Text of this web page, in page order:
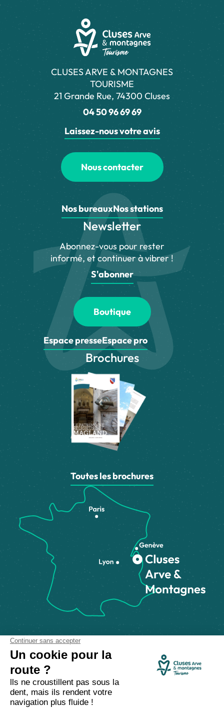
CLUSES ARVE & MONTAGNES
TOURISME
21 Grande Rue, 74300 Cluses
04 50 96 69 69
Laissez-nous votre avis
Nous contacter
Nos bureauxNos stations
Newsletter
Abonnez-vous pour rester
informé, et continuer à vibrer !
S'abonner
Boutique
Espace presseEspace pro
Brochures
Toutes les brochures
Comment venir ?
Made with by IRIS Interactive
Mentions légales - Politique de confidentialité
Accessibilité numérique